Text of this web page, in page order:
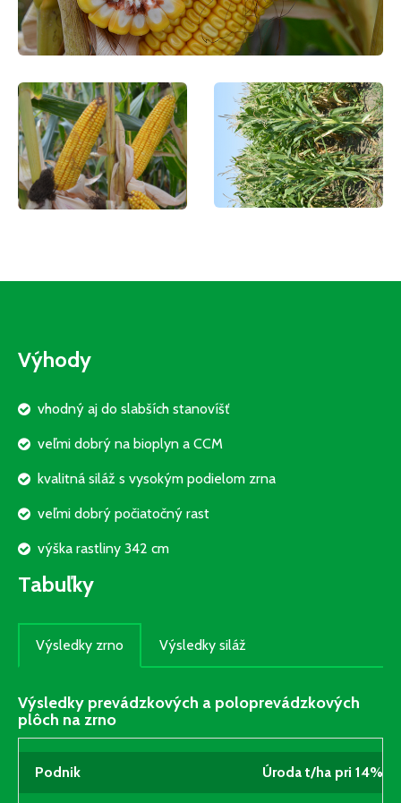
Výhody
vhodný aj do slabších stanovíšť
veľmi dobrý na bioplyn a CCM
kvalitná siláž s vysokým podielom zrna
veľmi dobrý počiatočný rast
výška rastliny 342 cm
Tabuľky
Výsledky zrno Výsledky siláž
Výsledky prevádzkových a poloprevádzkových
plôch na zrno
Podnik Úroda t/ha pri 14%